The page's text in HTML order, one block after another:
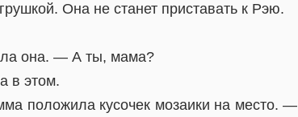
Она не станет приставать к Рэю.
она. — А ты, мама?
в этом.
положила кусочек мозаики на место. —